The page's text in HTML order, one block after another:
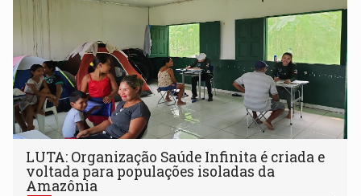
LUTA: Organização Saúde Infinita é criada e
voltada para populações isoladas da
Amazônia